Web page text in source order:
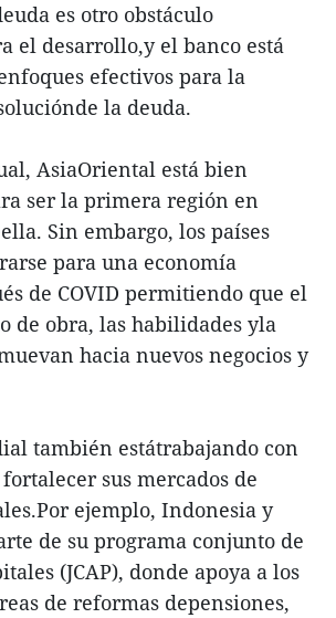
es otro obstáculo
el desarrollo,y el banco está
efectivos para la
la deuda.
AsiaOriental está bien
ser la primera región en
Sin embargo, los países
para una economía
de COVID permitiendo que el
de obra, las habilidades yla
hacia nuevos negocios y
también estátrabajando con
sus mercados de
ejemplo, Indonesia y
de su programa conjunto de
(JCAP), donde apoya a los
de reformas depensiones,